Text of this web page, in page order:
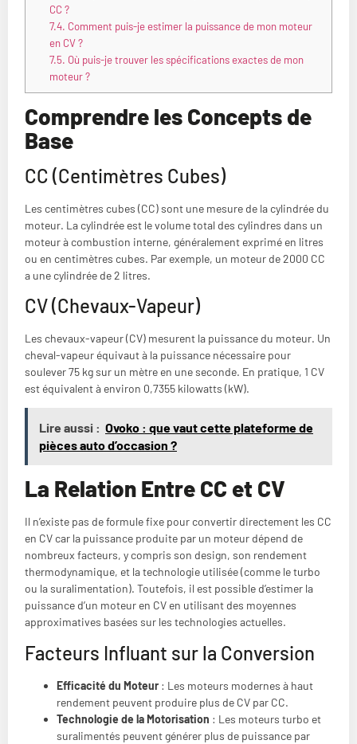
CC ?
7.4. Comment puis-je estimer la puissance de mon moteur
en CV ?
7.5. Où puis-je trouver les spécifications exactes de mon
moteur ?
Comprendre les Concepts de
Base
CC (Centimètres Cubes)
Les centimètres cubes (CC) sont une mesure de la cylindrée du
moteur. La cylindrée est le volume total des cylindres dans un
moteur à combustion interne, généralement exprimé en litres
ou en centimètres cubes. Par exemple, un moteur de 2000 CC
a une cylindrée de 2 litres.
CV (Chevaux-Vapeur)
Les chevaux-vapeur (CV) mesurent la puissance du moteur. Un
cheval-vapeur équivaut à la puissance nécessaire pour
soulever 75 kg sur un mètre en une seconde. En pratique, 1 CV
est équivalent à environ 0,7355 kilowatts (kW).
Lire aussi : Ovoko : que vaut cette plateforme de
pièces auto d’occasion ?
La Relation Entre CC et CV
Il n’existe pas de formule fixe pour convertir directement les CC
en CV car la puissance produite par un moteur dépend de
nombreux facteurs, y compris son design, son rendement
thermodynamique, et la technologie utilisée (comme le turbo
ou la suralimentation). Toutefois, il est possible d’estimer la
puissance d’un moteur en CV en utilisant des moyennes
approximatives basées sur les technologies actuelles.
Facteurs Influant sur la Conversion
Efficacité du Moteur : Les moteurs modernes à haut
rendement peuvent produire plus de CV par CC.
Technologie de la Motorisation : Les moteurs turbo et
suralimentés peuvent générer plus de puissance par